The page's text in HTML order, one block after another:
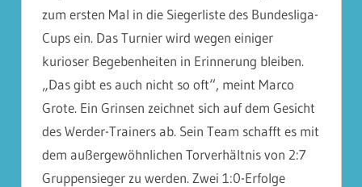
zum ersten Mal in die Siegerliste des Bundesliga-
Cups ein. Das Turnier wird wegen einiger
kurioser Begebenheiten in Erinnerung bleiben.
„Das gibt es auch nicht so oft“, meint Marco
Grote. Ein Grinsen zeichnet sich auf dem Gesicht
des Werder-Trainers ab. Sein Team schafft es mit
dem außergewöhnlichen Torverhältnis von 2:7
Gruppensieger zu werden. Zwei 1:0-Erfolge